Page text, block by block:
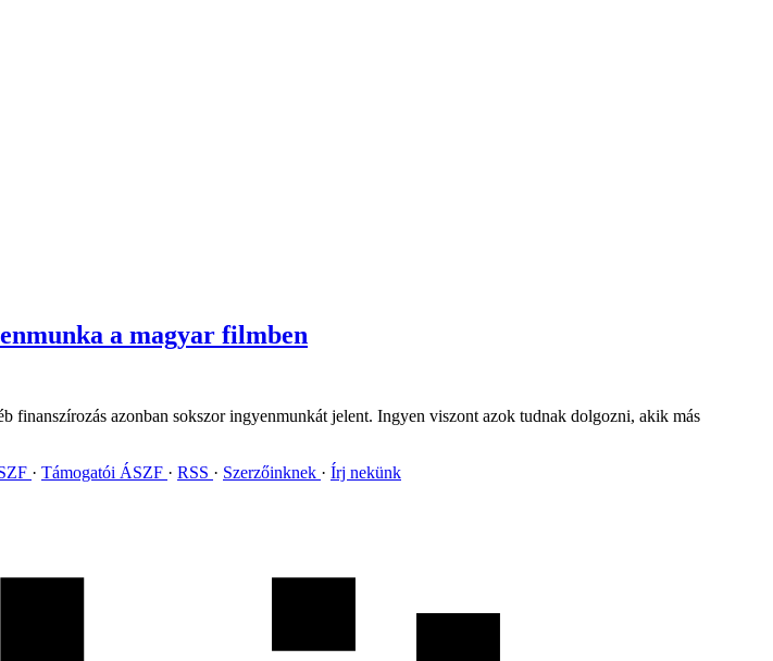
a magyar filmben
azonban sokszor ingyenmunkát jelent. Ingyen viszont azok tudnak dolgozni, akik más
Támogatói ÁSZF RSS Szerzőinknek Írj nekünk